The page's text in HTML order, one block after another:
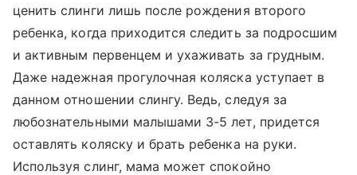
ценить слинги лишь после рождения второго
ребенка, когда приходится следить за подросшим
и активным первенцем и ухаживать за грудным.
Даже надежная прогулочная коляска уступает в
данном отношении слингу. Ведь, следуя за
любознательными малышами 3-5 лет, придется
оставлять коляску и брать ребенка на руки.
Используя слинг, мама может спокойно